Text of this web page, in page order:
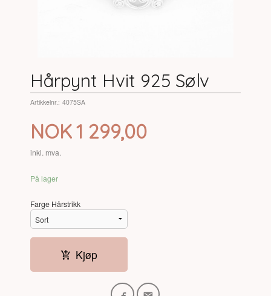
Hårpynt Hvit 925 Sølv
Artikkelnr.: 4075SA
Pris
NOK1 299,00
inkl. mva.
På lager
Farge Hårstrikk
Kjøp